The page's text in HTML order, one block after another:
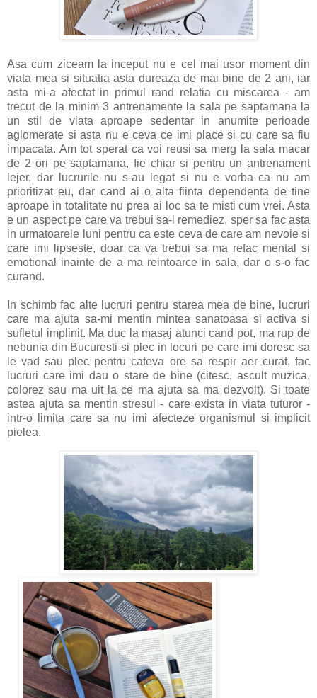
Asa cum ziceam la inceput nu e cel mai usor moment din
viata mea si situatia asta dureaza de mai bine de 2 ani, iar
asta mi-a afectat in primul rand relatia cu miscarea - am
trecut de la minim 3 antrenamente la sala pe saptamana la
un stil de viata aproape sedentar in anumite perioade
aglomerate si asta nu e ceva ce imi place si cu care sa fiu
impacata. Am tot sperat ca voi reusi sa merg la sala macar
de 2 ori pe saptamana, fie chiar si pentru un antrenament
lejer, dar lucrurile nu s-au legat si nu e vorba ca nu am
prioritizat eu, dar cand ai o alta fiinta dependenta de tine
aproape in totalitate nu prea ai loc sa te misti cum vrei. Asta
e un aspect pe care va trebui sa-l remediez, sper sa fac asta
in urmatoarele luni pentru ca este ceva de care am nevoie si
care imi lipseste, doar ca va trebui sa ma refac mental si
emotional inainte de a ma reintoarce in sala, dar o s-o fac
curand.
In schimb fac alte lucruri pentru starea mea de bine, lucruri
care ma ajuta sa-mi mentin mintea sanatoasa si activa si
sufletul implinit. Ma duc la masaj atunci cand pot, ma rup de
nebunia din Bucuresti si plec in locuri pe care imi doresc sa
le vad sau plec pentru cateva ore sa respir aer curat, fac
lucruri care imi dau o stare de bine (citesc, ascult muzica,
colorez sau ma uit la ce ma ajuta sa ma dezvolt). Si toate
astea ajuta sa mentin stresul - care exista in viata tuturor -
intr-o limita care sa nu imi afecteze organismul si implicit
pielea.